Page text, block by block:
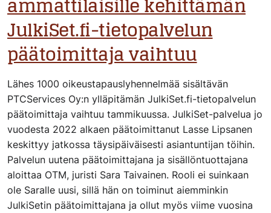
JulkiSet.fi-tietopalvelun
päätoimittaja vaihtuu
Lähes 1000 oikeustapauslyhennelmää sisältävän
PTCServices Oy:n ylläpitämän JulkiSet.fi-tietopalvelun
päätoimittaja vaihtuu tammikuussa. JulkiSet-palvelua jo
vuodesta 2022 alkaen päätoimittanut Lasse Lipsanen
keskittyy jatkossa täysipäiväisesti asiantuntijan töihin.
Palvelun uutena päätoimittajana ja sisällöntuottajana
aloittaa OTM, juristi Sara Taivainen. Rooli ei suinkaan
ole Saralle uusi, sillä hän on toiminut aiemminkin
JulkiSetin päätoimittajana ja ollut myös viime vuosina